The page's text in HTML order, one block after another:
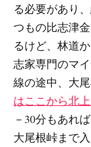
る必要があり
つもの比志津
るけど、林道
志家専門のマ
線の途中、大
はここから北上
－30分もあれ
大尾根峠まで